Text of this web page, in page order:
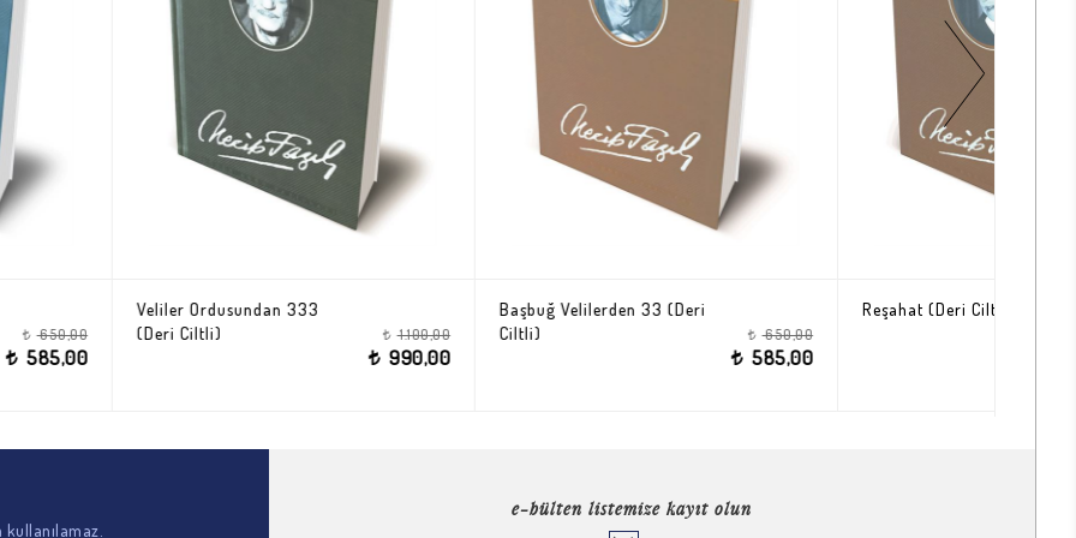
333
1.100,00
Başbuğ Velilerden 33 (Deri
Reşahat (Deri Ciltli)
e-bülten listemize kayıt olun